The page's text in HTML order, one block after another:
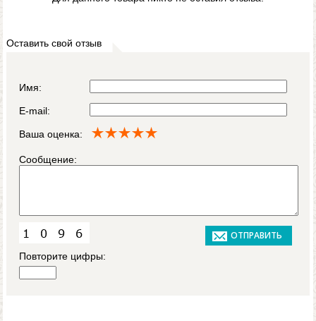
Оставить свой отзыв
Имя:
E-mail:
Ваша оценка:
Сообщение:
Повторите цифры: